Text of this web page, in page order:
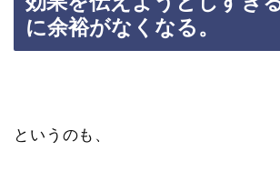
に余裕がなくなる。
というのも、